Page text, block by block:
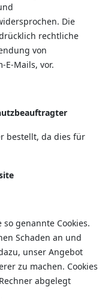
Die
rechtliche
von
E-Mails, vor.
bestellt, da dies für
genannte Cookies.
Schaden an und
unser Angebot
zu machen. Cookies
abgelegt